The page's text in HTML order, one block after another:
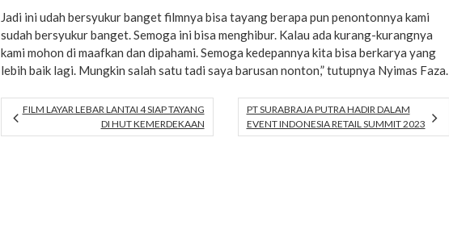
Jadi ini udah bersyukur banget filmnya bisa tayang berapa pun penontonnya kami
sudah bersyukur banget. Semoga ini bisa menghibur. Kalau ada kurang-kurangnya
kami mohon di maafkan dan dipahami. Semoga kedepannya kita bisa berkarya yang
lebih baik lagi. Mungkin salah satu tadi saya barusan nonton,” tutupnya Nyimas Faza.
FILM LAYAR LEBAR LANTAI 4 SIAP TAYANG
DI HUT KEMERDEKAAN
PT SURABRAJA PUTRA HADIR DALAM
EVENT INDONESIA RETAIL SUMMIT 2023